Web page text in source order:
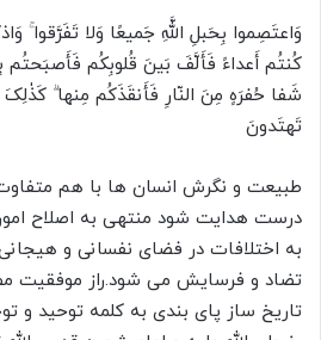
وَاعتَصِموا بِحَبلِ اللَّهِ جَمیعًا وَلا تَفَرَّقوا
کُنتُم أَعداءً فَأَلَّفَ بَینَ قُلوبِکُم فَأَصبَحتُم
شَفا حُفرَهٍ مِنَ النّارِ فَأَنقَذَکُم مِنها ۗ کَذٰلِکَ
تَهتَدونَ
طبیعت و نگرش انسان ها با هم
درست هدایت شود منتهی به اصلاح
به اختلافات در فضای نفسانی و
تضاد و فرسایش می شود.راز موفقیت
تاریخ ساز پای بندی به کلمه توحید و